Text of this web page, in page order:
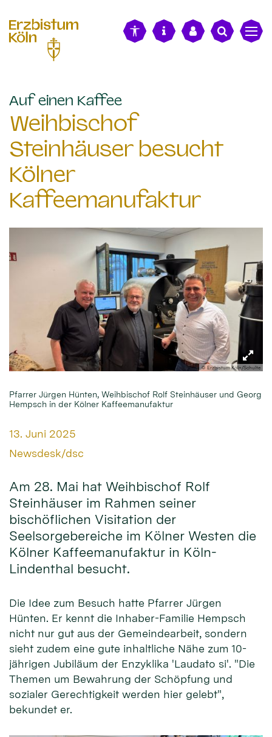
Auf einen Kaffee:
Weihbischof
Steinhäuser besucht
Kölner
Kaffeemanufaktur
© Erzbistum Köln/Schulte
Pfarrer Jürgen Hünten, Weihbischof Rolf Steinhäuser und Georg
Hempsch in der Kölner Kaffeemanufaktur
Datum:
13. Juni 2025
Von:
Newsdesk/dsc
Am 28. Mai hat Weihbischof Rolf
Steinhäuser im Rahmen seiner
bischöflichen Visitation der
Seelsorgebereiche im Kölner Westen die
Kölner Kaffeemanufaktur in Köln-
Lindenthal besucht.
Die Idee zum Besuch hatte Pfarrer Jürgen
Hünten. Er kennt die Inhaber-Familie Hempsch
nicht nur gut aus der Gemeindearbeit, sondern
sieht zudem eine gute inhaltliche Nähe zum 10-
jährigen Jubiläum der Enzyklika 'Laudato si'. "Die
Themen um Bewahrung der Schöpfung und
sozialer Gerechtigkeit werden hier gelebt",
bekundet er.